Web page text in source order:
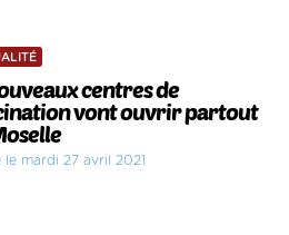
centres de
vont ouvrir partout
le mardi 27 avril 2021